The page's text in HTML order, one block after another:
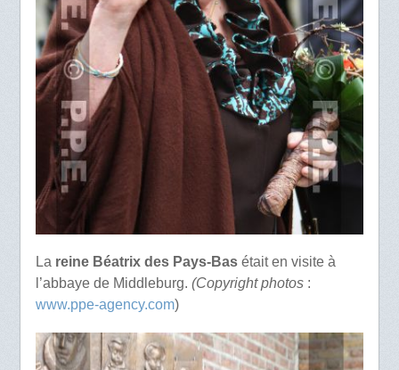
La reine Béatrix des Pays-Basétait en visite à
l’abbaye de Middleburg. (Copyright photos:
www.ppe-agency.com)